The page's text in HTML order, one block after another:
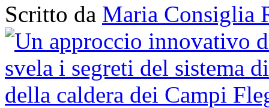
Scritto da Maria Consiglia